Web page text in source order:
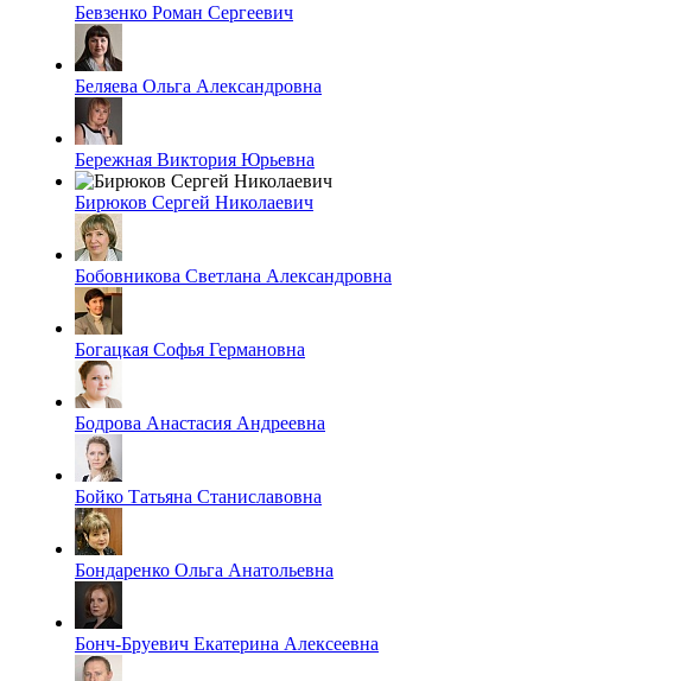
Бевзенко Роман Сергеевич
Беляева Ольга Александровна
Бережная Виктория Юрьевна
Бирюков Сергей Николаевич
Бобовникова Светлана Александровна
Богацкая Софья Германовна
Бодрова Анастасия Андреевна
Бойко Татьяна Станиславовна
Бондаренко Ольга Анатольевна
Бонч-Бруевич Екатерина Алексеевна